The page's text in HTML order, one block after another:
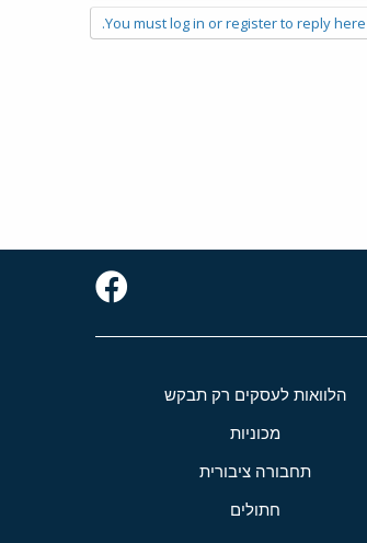
You must log in or register to reply here.
הלוואות לעסקים רק תבקש
מכוניות
תחבורה ציבורית
חתולים